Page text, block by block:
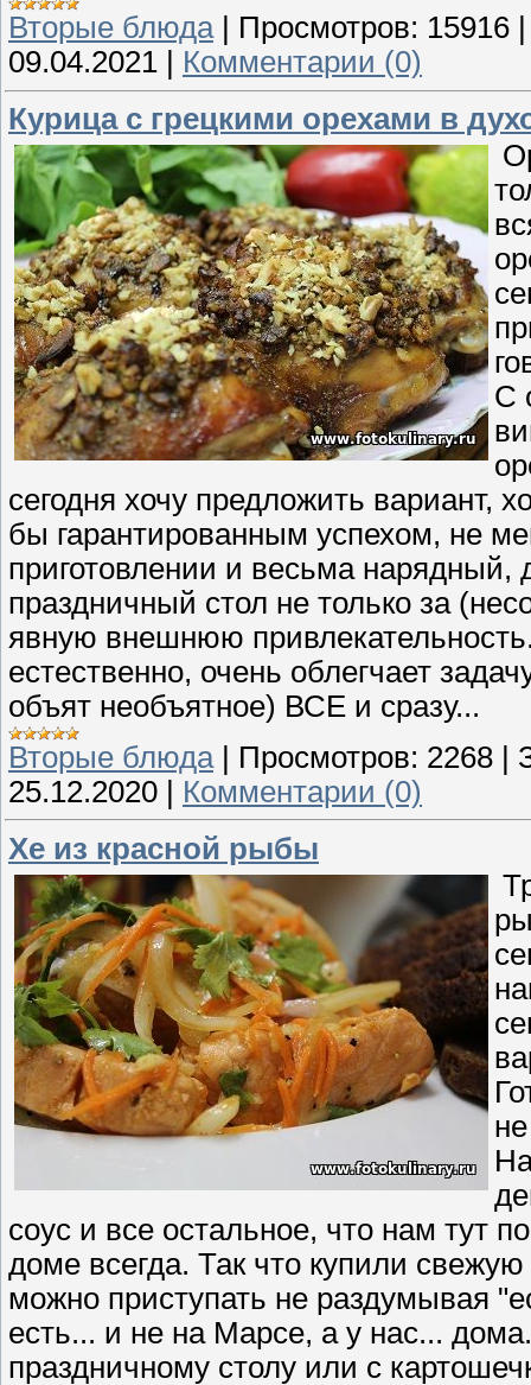
Вторые блюда| Просмотров: 15916
09.04.2021
Комментарии (0)
Курица с грецкими орехами в
С
сегодня хочу предложить вариант,
бы гарантированным успехом, не
приготовлении и весьма
праздничный стол не только за
явную внешнюю
естественно, очень облегчает
объят необъятное) ВСЕ и сразу...
Вторые блюда| Просмотров: 2268
25.12.2020
Комментарии (0)
Хе из красной рыбы
соус и все остальное, что нам тут
доме всегда. Так что купили
можно приступать не раздумывая
есть... и не на Марсе, а у нас...
праздничному столу или с